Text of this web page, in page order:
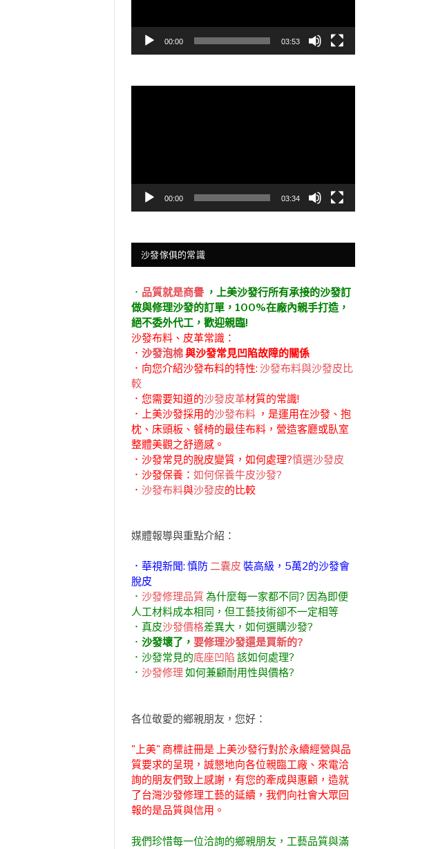
00:00 03:53
00:00 03:34
沙發傢俱的常識
． 品質就是商譽 ，上美沙發行所有承接的沙發訂
做與修理沙發的訂單，100%在廠內親手打造，
絕不委外代工，歡迎親臨!
沙發布料、皮革常識：
． 沙發泡棉與沙發常見凹陷故障的關係
．向您介紹沙發布料的特性: 沙發布料與沙發皮比
較
．您需要知道的沙發皮革材質的常識!
．上美沙發採用的沙發布料 ，是運用在沙發、抱
枕、床頭板、餐椅的最佳布料，營造客廳或臥室
整體美觀之舒適感。
．沙發常見的脫皮變質，如何處理?慎選沙發皮
．沙發保養： 如何保養牛皮沙發?
． 沙發布料與沙發皮的比較
媒體報導與重點介紹：
．華視新聞: 慎防二囊皮 裝高級，5萬2的沙發會
脫皮
． 沙發修理品質為什麼每一家都不同? 因為即便
人工材料成本相同，但工藝技術卻不一定相等
．真皮沙發價格差異大，如何選購沙發?
． 沙發壞了， 要修理沙發還是買新的?
．沙發常見的底座凹陷 該如何處理?
． 沙發修理 如何兼顧耐用性與價格?
各位敬愛的鄉親朋友，您好：
"上美" 商標註冊是 上美沙發行對於永續經營與品
質要求的呈現，誠懇地向各位親臨工廠、來電洽
詢的朋友們致上感謝，有您的牽成與惠顧，造就
了台灣沙發修理工藝的延續，我們向社會大眾回
報的是品質與信用。
我們珍惜每一位洽詢的鄉親朋友，工藝品質與滿